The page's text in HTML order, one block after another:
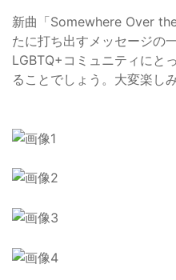
新曲「Somewhere Over
たに打ち出すメッセージの
LGBTQ+コミュニティにと
ることでしょう。大変楽し